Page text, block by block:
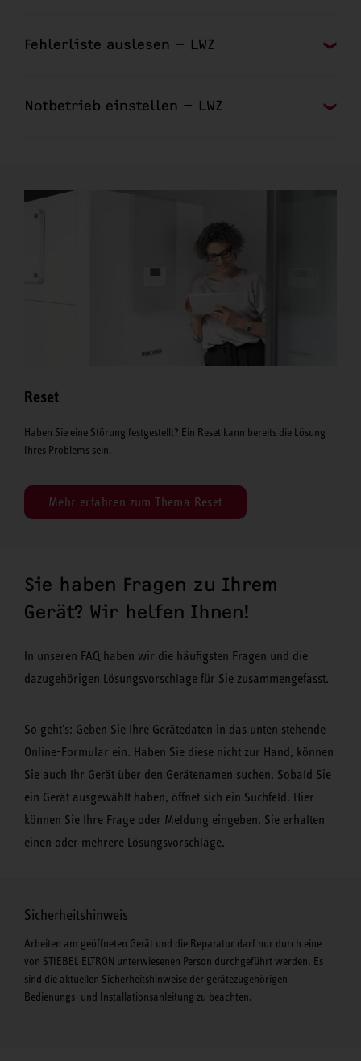
Fehlerliste auslesen – LWZ
Notbetrieb einstellen – LWZ
Reset
Haben Sie eine Störung festgestellt? Ein Reset kann bereits die Lösung
Ihres Problems sein.
Mehr erfahren zum Thema Reset
Sie haben Fragen zu Ihrem
Gerät? Wir helfen Ihnen!
In unseren FAQ haben wir die häufigsten Fragen und die
dazugehörigen Lösungsvorschlage für Sie zusammengefasst.
So geht's: Geben Sie Ihre Gerätedaten in das unten stehende
Online-Formular ein. Haben Sie diese nicht zur Hand, können
Sie auch Ihr Gerät über den Gerätenamen suchen. Sobald Sie
ein Gerät ausgewählt haben, öffnet sich ein Suchfeld. Hier
können Sie Ihre Frage oder Meldung eingeben. Sie erhalten
einen oder mehrere Lösungsvorschläge.
Sicherheitshinweis
Arbeiten am geöffneten Gerät und die Reparatur darf nur durch eine
von STIEBEL ELTRON unterwiesenen Person durchgeführt werden. Es
sind die aktuellen Sicherheitshinweise der gerätezugehörigen
Bedienungs- und Installationsanleitung zu beachten.